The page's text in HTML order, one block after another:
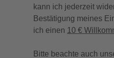
kann ich jederzeit
Bestätigung meines
ich einen 10 €
Bitte beachte auch